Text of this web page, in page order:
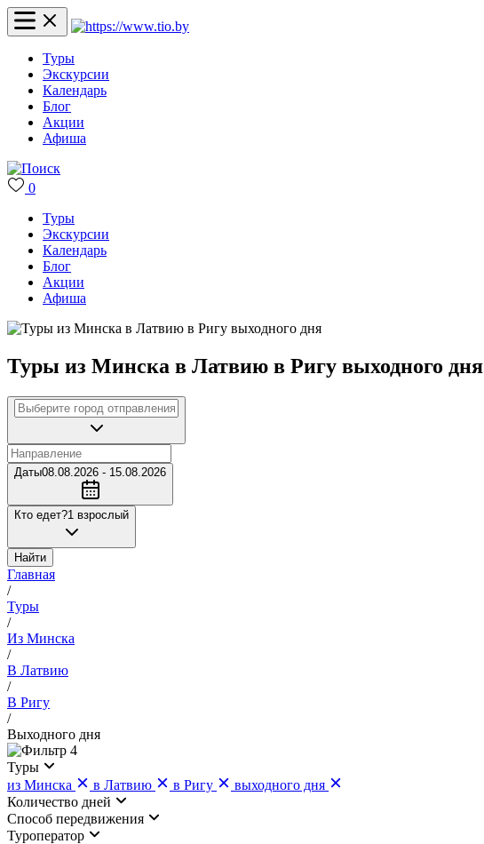
Туры
Экскурсии
Календарь
Блог
Акции
Афиша
0
Туры
Экскурсии
Календарь
Блог
Акции
Афиша
Туры из Минска в Латвию в Ригу выходного дня
Даты08.08.2026 - 15.08.2026
Кто едет?1 взрослый
Найти
Главная
/
Туры
/
Из Минска
/
В Латвию
/
В Ригу
/
Выходного дня
4
Туры
из Минска
в Латвию в Ригу
выходного дня
Количество дней
Cпособ передвижения
Туроператор